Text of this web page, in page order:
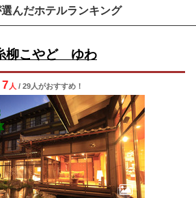
選んだホテルランキング
柳こやど ゆわ
7 人 / 29人がおすすめ！